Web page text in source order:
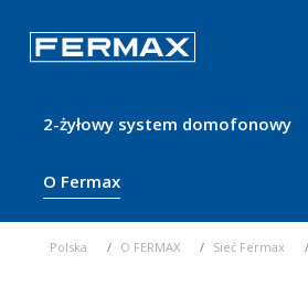
2-żyłowy system domofonowy
O Fermax
Polska O FERMAX Sieć Fermax